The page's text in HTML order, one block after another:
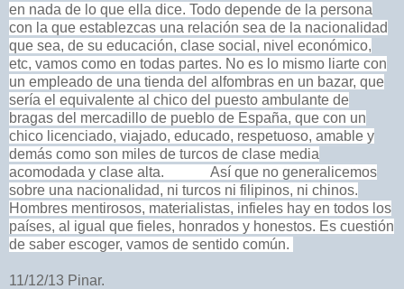
en nada de lo que ella dice. Todo depende de la persona
con la que establezcas una relación sea de la nacionalidad
que sea, de su educación, clase social, nivel económico,
etc, vamos como en todas partes. No es lo mismo liarte con
un empleado de una tienda del alfombras en un bazar, que
sería el equivalente al chico del puesto ambulante de
bragas del mercadillo de pueblo de España, que con un
chico licenciado, viajado, educado, respetuoso, amable y
demás como son miles de turcos de clase media
acomodada y clase alta. Así que no generalicemos
sobre una nacionalidad, ni turcos ni filipinos, ni chinos.
Hombres mentirosos, materialistas, infieles hay en todos los
países, al igual que fieles, honrados y honestos. Es cuestión
de saber escoger, vamos de sentido común.
11/12/13 Pinar.